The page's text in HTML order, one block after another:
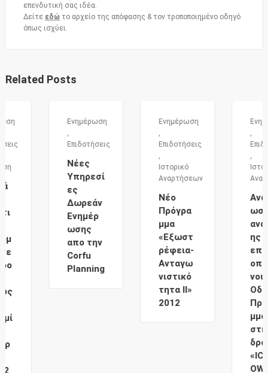
επενδυτική σας ιδέα.
Δείτε εδώ το αρχείο της απόφασης & τον τροποποιημένο οδηγό
όπως ισχύει.
Related Posts
Ενημέρωση
Επιδοτήσεις
Νέες
Υπηρεσί
Δωρεάν
Ενημέρ
ωσης
απο την
Corfu
Planning
Ενημέρωση
Επιδοτήσεις
Ιστορικό
Αναρτήσεων
Πρόγρα
«Εξωστ
ρέφεια-
Ανταγω
νιστικό
τητα ΙΙ»
Ιστορικό
Ανακοίν
ανάρτησ
επικαιρ
οποιημέ
Οδηγού
Προγρά
μματος
δράση
«ICT4GR
OWTH»